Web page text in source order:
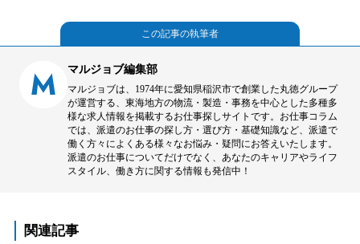
この記事の執筆者
M マルジョブ編集部
マルジョブは、1974年に愛知県稲沢市で創業した丸徳グループ
が運営する、東海地方の物流・製造・事務を中心とした多種多
様な求人情報を掲載するお仕事探しサイトです。お仕事コラム
では、派遣のお仕事の探し方・選び方・基礎知識など、派遣で
働く方々によくある様々なお悩み・疑問にお答えいたします。
派遣のお仕事についてだけでなく、あなたのキャリアやライフ
スタイル、働き方に関する情報も発信中！
関連記事